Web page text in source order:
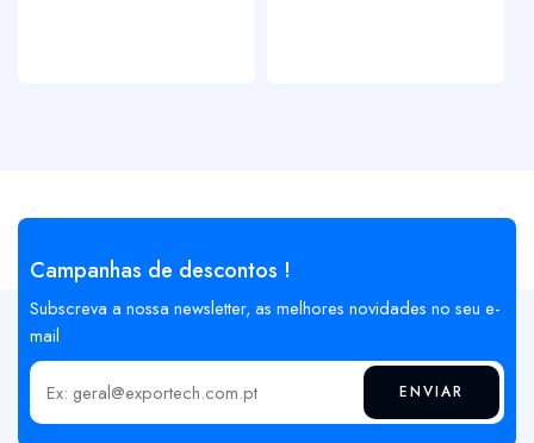
Campanhas de descontos !
Subscreva a nossa newsletter, as melhores novidades no seu e-
mail
Insira o seu email ENVIAR